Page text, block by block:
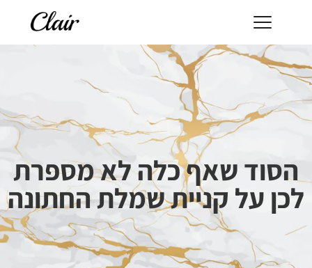
הסוד שאף כלה לא מספרת
לכן על קניית שמלת החתונה